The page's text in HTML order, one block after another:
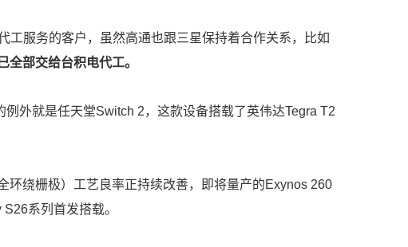
工服务的客户，虽然高通也跟三星保持着合作关系，比如
全部交给台积电代工。
外就是任天堂Switch 2，这款设备搭载了英伟达Tegra T2
环绕栅极）工艺良率正持续改善，即将量产的Exynos 260
系列首发搭载。